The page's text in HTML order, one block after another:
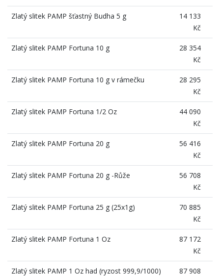
Zlatý slitek PAMP šťastný Budha 5 g
14 133
Kč
Zlatý slitek PAMP Fortuna 10 g
28 354
Kč
Zlatý slitek PAMP Fortuna 10 g v rámečku
28 295
Kč
Zlatý slitek PAMP Fortuna 1/2 Oz
44 090
Kč
Zlatý slitek PAMP Fortuna 20 g
56 416
Kč
Zlatý slitek PAMP Fortuna 20 g -Růže
56 708
Kč
Zlatý slitek PAMP Fortuna 25 g (25x1g)
70 885
Kč
Zlatý slitek PAMP Fortuna 1 Oz
87 172
Kč
Zlatý slitek PAMP 1 Oz had (ryzost 999,9/1000)
87 908